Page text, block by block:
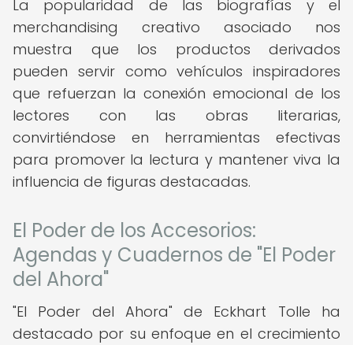
La popularidad de las biografías y el
merchandising creativo asociado nos
muestra que los productos derivados
pueden servir como vehículos inspiradores
que refuerzan la conexión emocional de los
lectores con las obras literarias,
convirtiéndose en herramientas efectivas
para promover la lectura y mantener viva la
influencia de figuras destacadas.
El Poder de los Accesorios:
Agendas y Cuadernos de "El Poder
del Ahora"
"El Poder del Ahora" de Eckhart Tolle ha
destacado por su enfoque en el crecimiento